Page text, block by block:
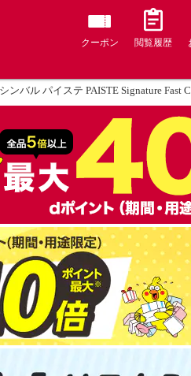
クーポン 閲覧履歴
ンバル パイステ PAISTE Signature Fast